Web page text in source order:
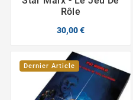
Rôle
30,00 €
Dernier Article